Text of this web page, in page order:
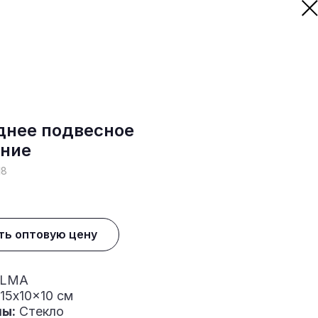
подвесное
оптовую цену
15x10x10 см
Стекло